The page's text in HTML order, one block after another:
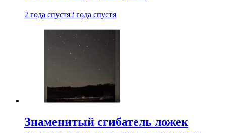
2 года спустя2 года спустя
Знаменитый сгибатель ложек